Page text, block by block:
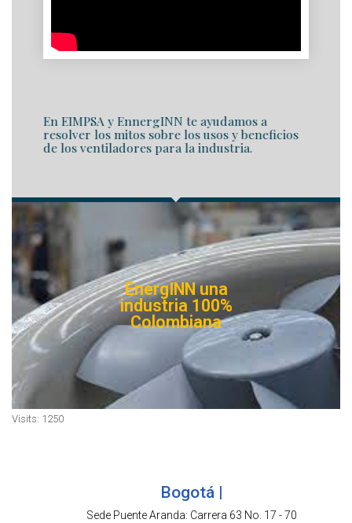
En EIMPSA y EnnergINN te ayudamos a
resolver los mitos sobre los usos y beneficios
de los ventiladores para la industria.
EnergINN una
industria 100%
Colombiana
Visits: 1250
Bogotá |
Sede Puente Aranda: Carrera 63 No. 17 - 70